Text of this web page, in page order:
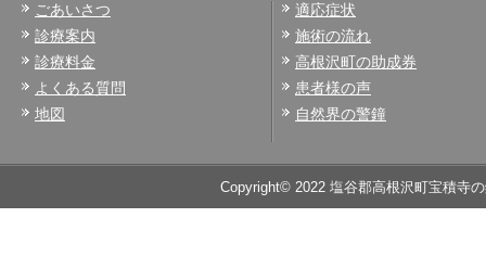
ごあいさつ
診療案内
診療料金
よくある質問
地図
適応症状
施術の流れ
高根沢町の助成券
患者様の声
自然界の警鐘
Copyright© 2022 塩谷郡高根沢町宝積寺